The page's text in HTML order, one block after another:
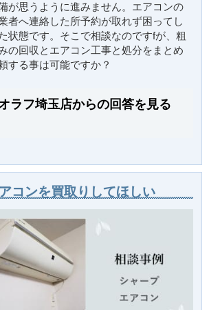
が思うように進みません。エアコンの
者へ連絡した所予約が取れず困ってし
状態です。そこで相談なのですfが、粗
の回収とエアコン工事と処分をまとめ
する事は可能ですか？
ラフ埼玉店からの回答を見る
コンを買取りしてほしい